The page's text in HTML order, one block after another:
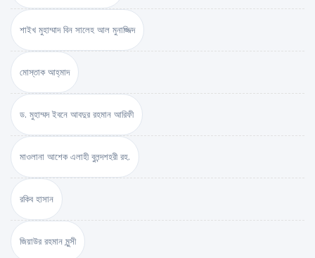
শাইখ মুহাম্মাদ বিন সালেহ আল মুনাজ্জিদ
মোস্তাক আহ্‌মাদ
ড. মুহাম্মদ ইবনে আবদুর রহমান আরিফী
মাওলানা আশেক এলাহী বুলন্দশহরী রহ.
রকিব হাসান
জিয়াউর রহমান মুন্সী